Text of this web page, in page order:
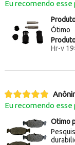
Eu recomendo esse
Ótimo
Hr-v
Eu recomendo esse
Otimo